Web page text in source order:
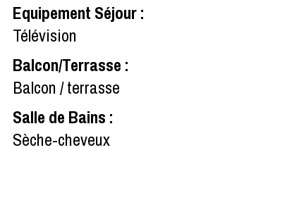
Equipement Séjour:
Télévision
Balcon/Terrasse :
Balcon / terrasse
Salle de Bains :
Sèche-cheveux